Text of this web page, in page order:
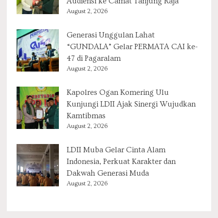
August 2, 2026
Generasi Unggulan Lahat
“GUNDALA” Gelar PERMATA CAI ke-
47 di Pagaralam
August 2, 2026
Kapolres Ogan Komering Ulu
Kunjungi LDII Ajak Sinergi Wujudkan
Kamtibmas
August 2, 2026
LDII Muba Gelar Cinta Alam
Indonesia, Perkuat Karakter dan
Dakwah Generasi Muda
August 2, 2026